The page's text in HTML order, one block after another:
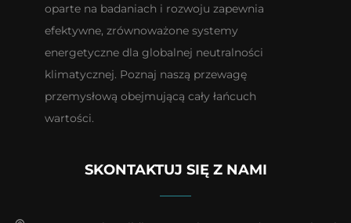
oparte na badaniach i rozwoju zapewnia
efektywne, zrównoważone systemy
energetyczne dla globalnej neutralności
klimatycznej. Poznaj naszą przewagę
przemysłową obejmującą cały łańcuch
wartości.
SKONTAKTUJ SIĘ Z NAMI